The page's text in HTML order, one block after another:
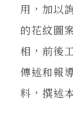
用，加以
的花紋圖
相，前後
傳述和報
料，撰述